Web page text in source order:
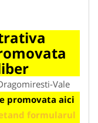
Vale
promovata aici
formularul